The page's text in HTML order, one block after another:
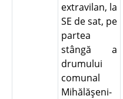
extravilan, la
SE de sat, pe
partea
stângă a
drumului
comunal
Mihălăşeni-